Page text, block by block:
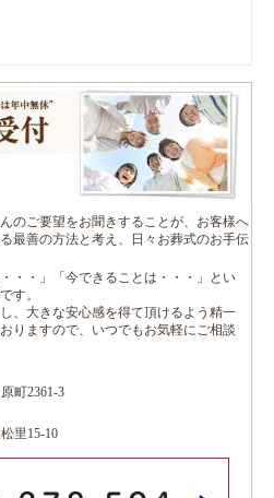
のご要望をお聞きすることが、お客様へ
最善の方法と考え、日々お葬式のお手伝
・・」「今できることは・・・」とい
す。
、大きな安心感を得て頂けるよう精一
りますので、いつでもお気軽にご相談
町2361-3
里15-10